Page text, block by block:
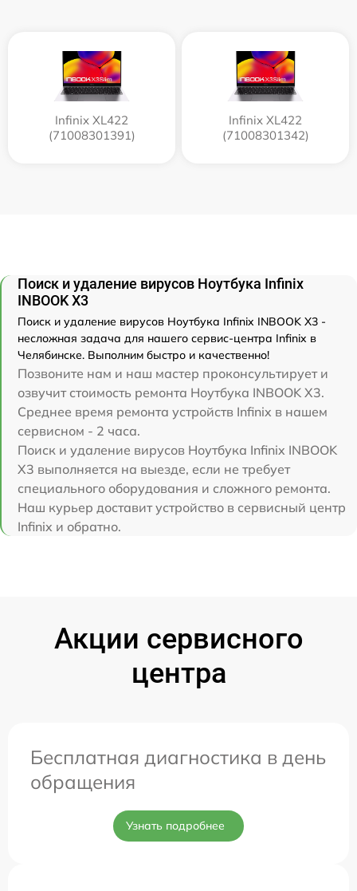
Infinix XL422
(71008301391)
Infinix XL422
(71008301342)
Поиск и удаление вирусов Ноутбука Infinix
INBOOK X3
Поиск и удаление вирусов Ноутбука Infinix INBOOK X3 -
несложная задача для нашего сервис-центра Infinix в
Челябинске. Выполним быстро и качественно!
Позвоните нам и наш мастер проконсультирует и
озвучит стоимость ремонта Ноутбука INBOOK X3.
Среднее время ремонта устройств Infinix в нашем
сервисном - 2 часа.
Поиск и удаление вирусов Ноутбука Infinix INBOOK
X3 выполняется на выезде, если не требует
специального оборудования и сложного ремонта.
Наш курьер доставит устройство в сервисный центр
Infinix и обратно.
Акции сервисного
центра
Бесплатная диагностика в день
обращения
Узнать подробнее